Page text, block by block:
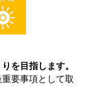
を目指します。
要事項として取